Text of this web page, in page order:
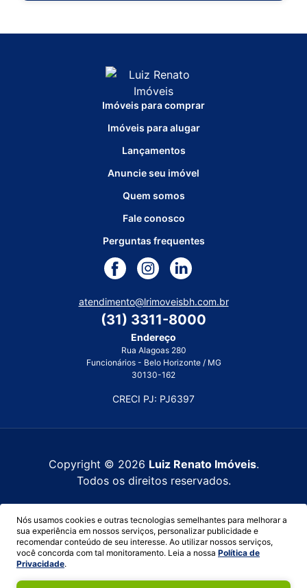
Imóveis para comprar
Imóveis para alugar
Lançamentos
Anuncie seu imóvel
Quem somos
Fale conosco
Perguntas frequentes
atendimento@lrimoveisbh.com.br
(31) 3311-8000
Endereço
Rua Alagoas 280
Funcionários - Belo Horizonte / MG
30130-162
CRECI PJ: PJ6397
Copyright © 2026 Luiz Renato Imóveis.
Todos os direitos reservados.
Política de privacidade
Nós usamos cookies e outras tecnologias semelhantes para melhorar a
sua experiência em nossos serviços, personalizar publicidade e
recomendar conteúdo de seu interesse. Ao utilizar nossos serviços,
você concorda com tal monitoramento. Leia a nossa Política de
Privacidade.